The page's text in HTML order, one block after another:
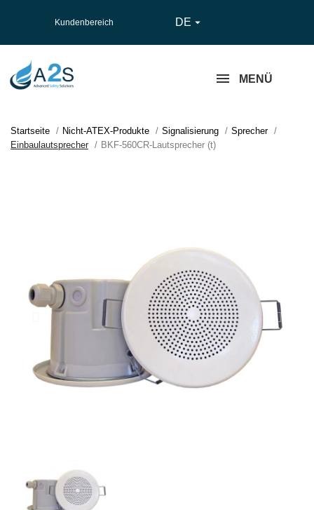
Kundenbereich DE 
MENÜ
Startseite Nicht-ATEX-Produkte Signalisierung
Sprecher
Einbaulautsprecher
BKF-560CR-Lautsprecher (t)